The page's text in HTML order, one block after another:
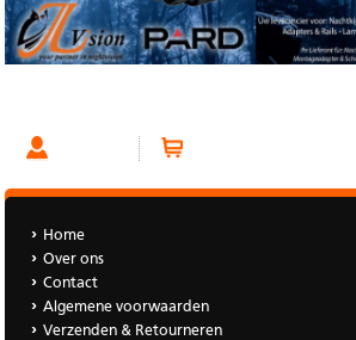
Home
Over ons
Contact
Algemene voorwaarden
Verzenden & Retourneren